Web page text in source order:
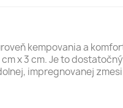
kempovania a
x 3 cm. Je to
impregnovanej